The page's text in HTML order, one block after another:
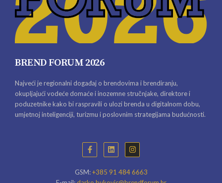
BREND FORUM 2026
Najveći je regionalni događaj o brendovima i brendiranju,
okupljajući vodeće domaće i inozemne stručnjake, direktore i
poduzetnike kako bi raspravili o ulozi brenda u digitalnom dobu,
umjetnoj inteligenciji, turizmu i poslovnim strategijama budućnosti.
GSM:+385 91 484 6663